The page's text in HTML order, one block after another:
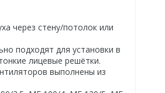
через стену/потолок или
подходят для установки в
лицевые решётки.
выполнены из